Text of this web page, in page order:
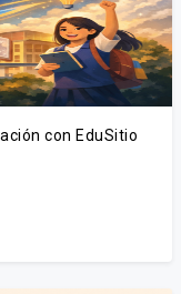
con EduSitio